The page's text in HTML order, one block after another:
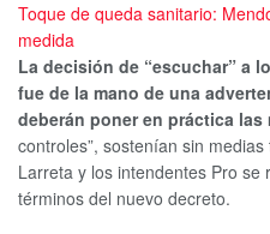
Toque de queda sanitario:
medida
La decisión de “escuchar” a
fue de la mano de una
deberán poner en práctica las
controles”, sostenían sin
Larreta y los intendentes Pro se
términos del nuevo decreto.